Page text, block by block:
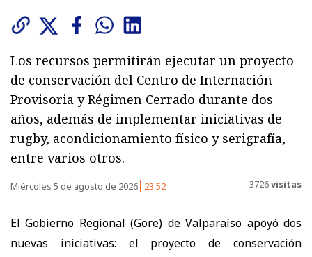
Los recursos permitirán ejecutar un proyecto
de conservación del Centro de Internación
Provisoria y Régimen Cerrado durante dos
años, además de implementar iniciativas de
rugby, acondicionamiento físico y serigrafía,
entre varios otros.
Miércoles 5 de agosto de 2026 23:52 3726visitas
El Gobierno Regional (Gore) de Valparaíso apoyó dos
nuevas iniciativas: el proyecto de conservación